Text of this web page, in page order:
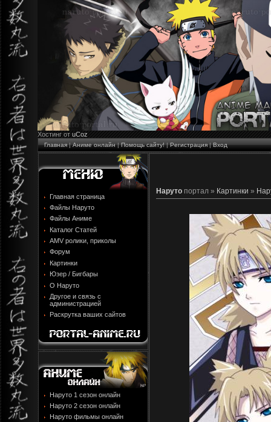
Хостинг от uCoz
Главная|Аниме онлайн|Помощь сайту!|Регистрация|Вход
Главная страница
Файлы Наруто
Файлы Аниме
Каталог Статей
AMV ролики, приколы
Форум
Картинки
Юзер / Бигбары
О Наруто
Другое и связь с
администрацией
Раскрутка ваших сайтов
Наруто 1 сезон онлайн
Наруто 2 сезон онлайн
Наруто фильмы онлайн
Наруто портал » Картинки »